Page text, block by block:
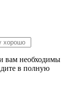
вам необходимы
в полную